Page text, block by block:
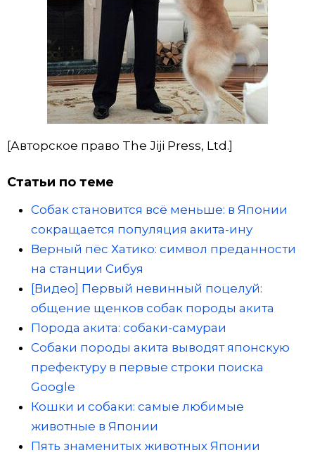
[Авторское право The Jiji Press, Ltd.]
Статьи по теме
Собак становится всё меньше: в Японии
сокращается популяция акита-ину
Верный пёс Хатико: символ преданности
на станции Сибуя
[Видео] Первый невинный поцелуй:
общение щенков собак породы акита
Порода акита: собаки-самураи
Собаки породы акита выводят японскую
префектуру в первые строки поиска
Google
Кошки и собаки: самые любимые
животные в Японии
Пять знаменитых животных Японии